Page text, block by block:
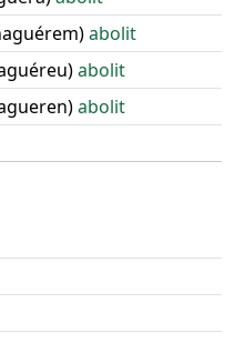
abolit
abolit
abolit